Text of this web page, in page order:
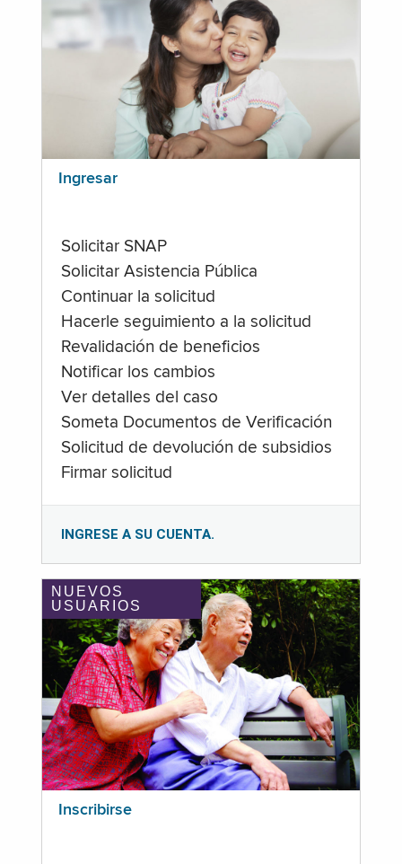
Ingresar
Solicitar SNAP
Solicitar Asistencia Pública
Continuar la solicitud
Hacerle seguimiento a la solicitud
Revalidación de beneficios
Notificar los cambios
Ver detalles del caso
Someta Documentos de Verificación
Solicitud de devolución de subsidios
Firmar solicitud
INGRESE A SU CUENTA.
NUEVOS
USUARIOS
Inscribirse